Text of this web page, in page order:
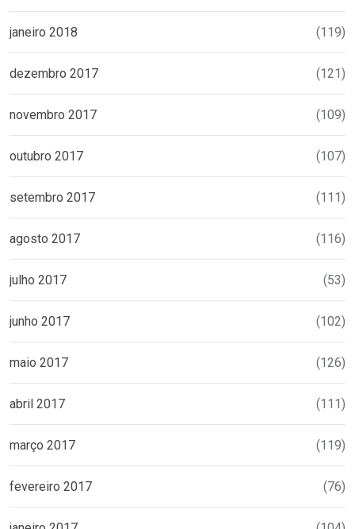
janeiro 2018 (119)
dezembro 2017 (121)
novembro 2017 (109)
outubro 2017 (107)
setembro 2017 (111)
agosto 2017 (116)
julho 2017 (53)
junho 2017 (102)
maio 2017 (126)
abril 2017 (111)
março 2017 (119)
fevereiro 2017 (76)